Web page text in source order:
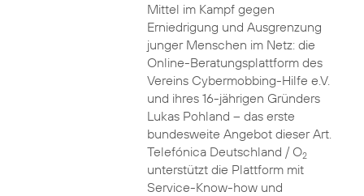
Mittel im Kampf gegen
Erniedrigung und Ausgrenzung
junger Menschen im Netz: die
Online-Beratungsplattform des
Vereins Cybermobbing-Hilfe e.V.
und ihres 16-jährigen Gründers
Lukas Pohland – das erste
bundesweite Angebot dieser Art.
Telefónica Deutschland / O2
unterstützt die Plattform mit
Service-Know-how und